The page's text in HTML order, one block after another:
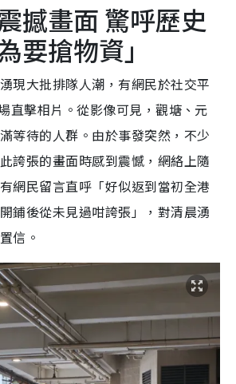
撼畫面 驚呼歷史
要搶物資」
現大批排隊人潮，有網民於社交平
直擊相片。從影像可見，觀塘、元
等待的人群。由於事發突然，不少
誇張的畫面時感到震憾，網絡上隨
網民留言直呼「好似返到當初全港
鋪後從未見過咁誇張」，對清晨湧
信。